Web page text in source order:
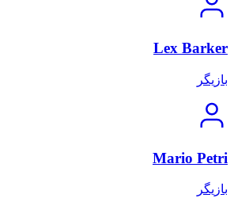
Lex Barker
بازیگر
Mario Petri
بازیگر